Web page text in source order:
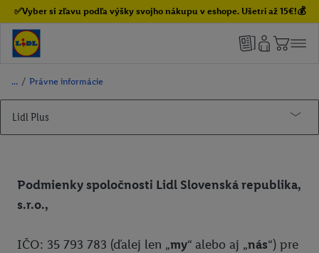
✅Vyber si zľavu podľa výšky svojho nákupu v eshope. Ušetri až 15€!💰
/ Právne informácie
Lidl Plus
Poliankovo
Právne informácie
Podmienky spoločnosti Lidl Slovenská republika,
s.r.o.,
IČO: 35 793 783 (ďalej len „my“ alebo aj „nás“) pre